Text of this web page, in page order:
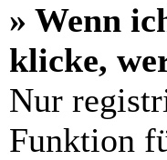
» Wenn
klicke,
Nur
Funktion